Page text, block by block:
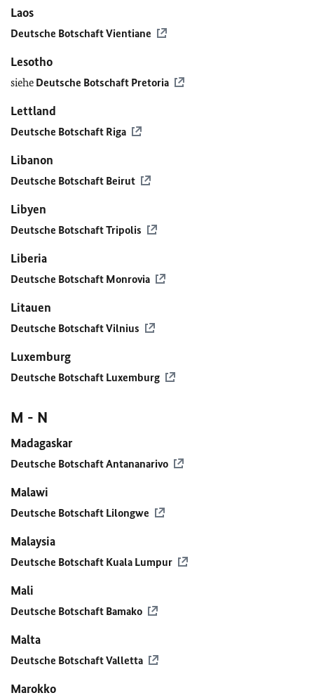
Laos
Deutsche Botschaft Vientiane
Lesotho
siehe Deutsche Botschaft Pretoria
Lettland
Deutsche Botschaft Riga
Libanon
Deutsche Botschaft Beirut
Libyen
Deutsche Botschaft Tripolis
Liberia
Deutsche Botschaft Monrovia
Litauen
Deutsche Botschaft Vilnius
Luxemburg
Deutsche Botschaft Luxemburg
M - N
Madagaskar
Deutsche Botschaft Antananarivo
Malawi
Deutsche Botschaft Lilongwe
Malaysia
Deutsche Botschaft Kuala Lumpur
Mali
Deutsche Botschaft Bamako
Malta
Deutsche Botschaft Valletta
Marokko